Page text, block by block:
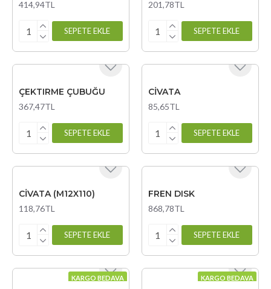
414,94TL
SEPETE EKLE
201,78TL
SEPETE EKLE
ÇEKTIRME ÇUBUĞU
367,47TL
SEPETE EKLE
CİVATA
85,65TL
SEPETE EKLE
CİVATA (M12X110)
118,76TL
SEPETE EKLE
FREN DISK
868,78TL
SEPETE EKLE
KARGO BEDAVA KARGO BEDAVA